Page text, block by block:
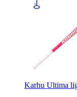
Karhu Ultima